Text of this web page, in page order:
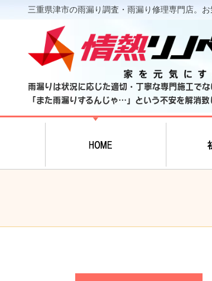
三重県津市の雨漏り調査・雨漏り修理専門店。お
雨漏りは状況に応じた適切・丁寧な専門施工でな
「また雨漏りするんじゃ…」という不安を解消致